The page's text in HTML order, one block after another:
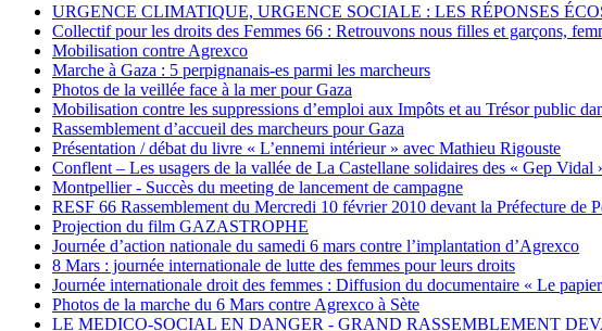
URGENCE CLIMATIQUE, URGENCE SOCIALE : LES RÉPONSES
Collectif pour les droits des Femmes 66 : Retrouvons nous filles et garçons,
Mobilisation contre Agrexco
Marche à Gaza : 5 perpignanais-es parmi les marcheurs
Photos de la veillée face à la mer pour Gaza
Mobilisation contre les suppressions d’emploi aux Impôts et au Trésor public
Rassemblement d’accueil des marcheurs pour Gaza
Présentation / débat du livre « L’ennemi intérieur » avec Mathieu Rigouste
Conflent – Les usagers de la vallée de La Castellane solidaires des « Gep Vidal
Montpellier - Succès du meeting de lancement de campagne
RESF 66 Rassemblement du Mercredi 10 février 2010 devant la Préfecture de
Projection du film GAZASTROPHE
Journée d’action nationale du samedi 6 mars contre l’implantation d’Agrexco
8 Mars : journée internationale de lutte des femmes pour leurs droits
Journée internationale droit des femmes : Diffusion du documentaire « Le
Photos de la marche du 6 Mars contre Agrexco à Sète
LE MEDICO-SOCIAL EN DANGER - GRAND RASSEMBLEMENT